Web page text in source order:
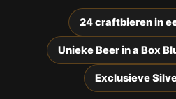
24 craftbieren in
Unieke Beer in a Box
Exclusieve